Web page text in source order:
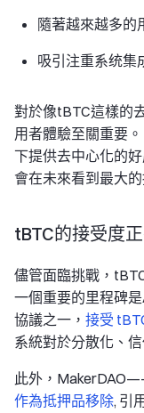
隨著越來越多的
吸引注重系统集
對於像tBTC這樣的
用者體驗至關重要
下提供去中心化的
會在未來看到最大
tBTC的接受度
儘管面臨挑戰，
一個重要的里程碑
協議之一， 接受
系統對於分散化、
此外，
作為抵押品移除, 引